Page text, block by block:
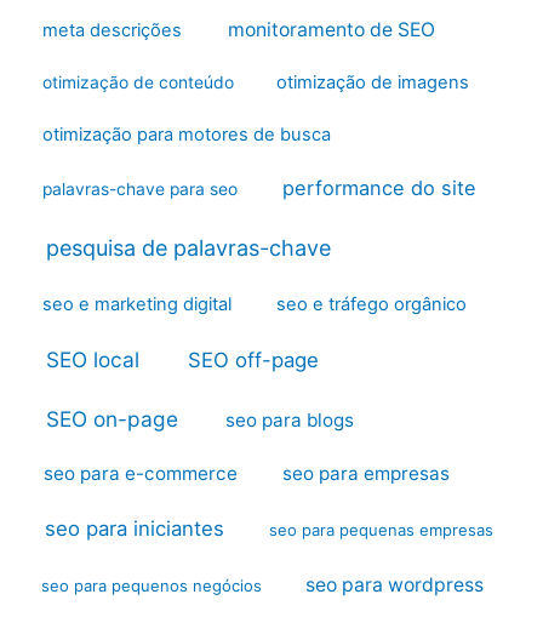
meta descrições monitoramento de SEO
otimização de conteúdo otimização de imagens
otimização para motores de busca
palavras-chave para seo performance do site
pesquisa de palavras-chave
seo e marketing digital seo e tráfego orgânico
SEO local SEO off-page
SEO on-page seo para blogs
seo para e-commerce seo para empresas
seo para iniciantes seo para pequenas empresas
seo para pequenos negócios seo para wordpress